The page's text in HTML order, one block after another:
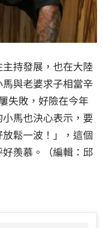
持發展，也在大陸
與老婆求子相當辛
失敗，好險在今年
馬也決心表示，要
鬆一波！」，這個
好羨慕。（編輯：邱